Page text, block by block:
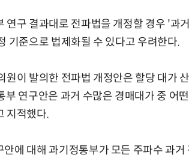
연구 결과대로 전파법을 개정할 경우 '과
기준으로 법제화될 수 있다고 우려한다.
원이 발의한 전파법 개정안은 할당 대가
부 연구안은 과거 수많은 경매대가 중 어
지적했다.
안에 대해 과기정통부가 모든 주파수 과